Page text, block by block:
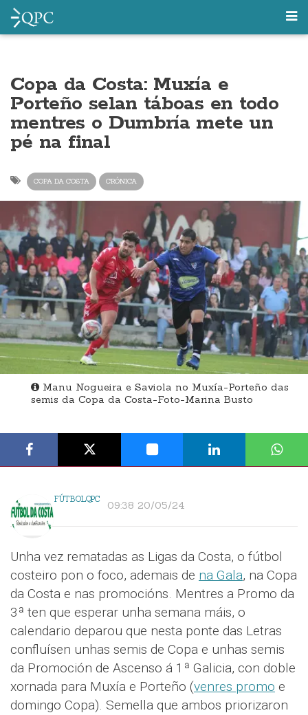
Copa da Costa: Muxía e
Porteño selan táboas en todo
mentres o Dumbría mete un
pé na final
COPA DA COSTA CRÓNICA
Manu Nogueira e Saviola no Muxía-Porteño das
semis da Copa da Costa-Foto-Marina Busto
FÚTBOLQPC 09:38 20/05/24
Unha vez rematadas as Ligas da Costa, o fútbol
costeiro pon o foco, ademais de na Gala, na Copa
da Costa e nas promocións. Mentres a Promo da
3ª ten que esperar unha semana máis, o
calendario deparou que nesta ponte das Letras
confluísen unhas semis de Copa e unhas semis
da Promoción de Ascenso á 1ª Galicia, con doble
xornada para Muxía e Porteño (venres promo e
domingo Copa). Semella que ambos priorizaron